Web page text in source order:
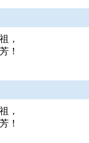
，
！
，
！